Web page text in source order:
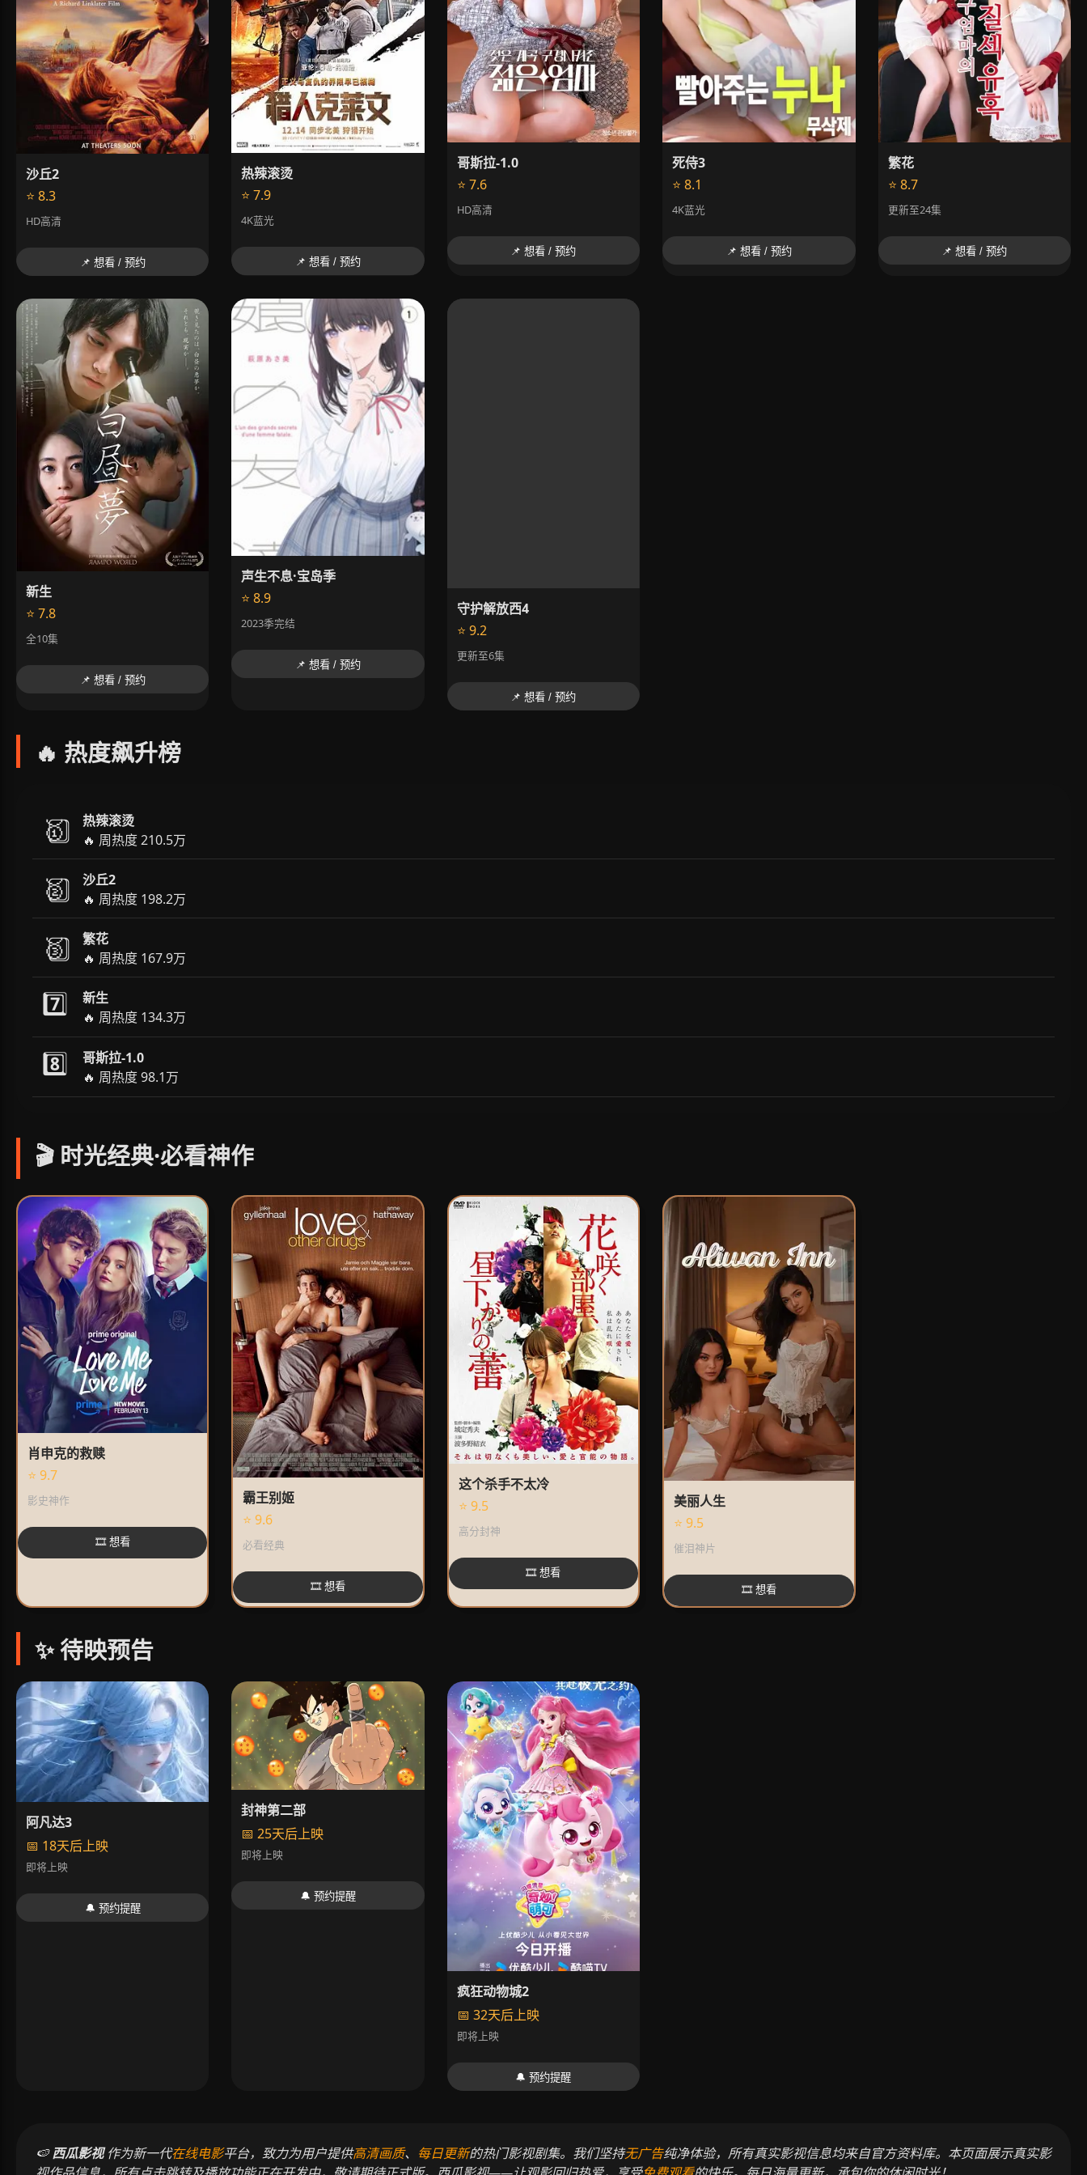
沙丘2
⭐ 8.3
HD高清
📌 想看 / 预约
热辣滚烫
⭐ 7.9
4K蓝光
📌 想看 / 预约
哥斯拉-1.0
⭐ 7.6
HD高清
📌 想看 / 预约
死侍3
⭐ 8.1
4K蓝光
📌 想看 / 预约
繁花
⭐ 8.7
更新至24集
📌 想看 / 预约
新生
⭐ 7.8
全10集
📌 想看 / 预约
声生不息·宝岛季
⭐ 8.9
2023季完结
📌 想看 / 预约
守护解放西4
⭐ 9.2
更新至6集
📌 想看 / 预约
🔥 热度飙升榜
🥇️⃣
热辣滚烫
🔥 周热度 210.5万
🥈️⃣
沙丘2
🔥 周热度 198.2万
🥉️⃣
繁花
🔥 周热度 167.9万
7️⃣
新生
🔥 周热度 134.3万
8️⃣
哥斯拉-1.0
🔥 周热度 98.1万
🎬 时光经典·必看神作
肖申克的救赎
⭐ 9.7
影史神作
🎞️ 想看
霸王别姬
⭐ 9.6
必看经典
🎞️ 想看
这个杀手不太冷
⭐ 9.5
高分封神
🎞️ 想看
美丽人生
⭐ 9.5
催泪神片
🎞️ 想看
✨ 待映预告
阿凡达3
📅 18天后上映
即将上映
🔔 预约提醒
封神第二部
📅 25天后上映
即将上映
🔔 预约提醒
疯狂动物城2
📅 32天后上映
即将上映
🔔 预约提醒
🍉西瓜影视作为新一代在线电影平台，致力为用户提供高清画质、 每日更新的热门影视剧集。我们坚持无广告纯净体验，所有真实影视信息均来自官方资料库。本页面展示真实影